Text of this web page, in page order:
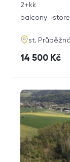
rozměry
disposition
2+kk
funkce
balcony store
adresa
st.
cena
14 500 Kč